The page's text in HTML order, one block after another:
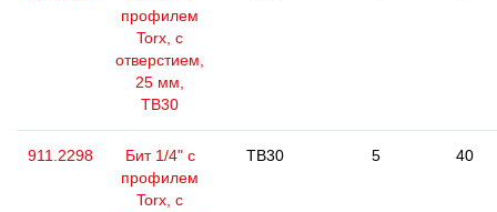
профилем
Torx, с
отверстием,
25 мм,
ТВ30
911.2298
Бит 1/4" с
профилем
Torx, с
TB30 5 40